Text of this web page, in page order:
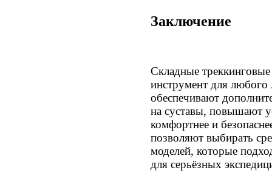
Заключение
Складные
инструмент для
обеспечивают
на суставы, повышают
комфортнее и
позволяют выбирать
моделей, которые
для серьёзных